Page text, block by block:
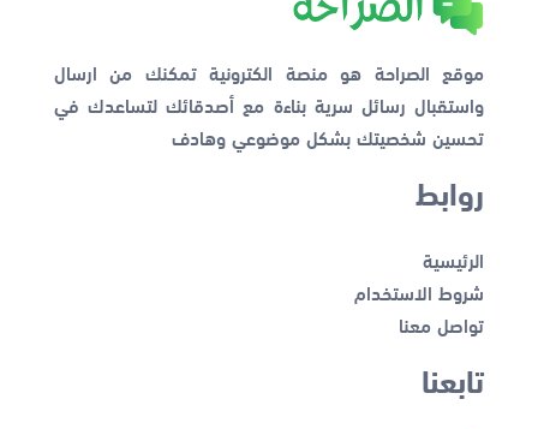
موقع الصراحة هو منصة الكترونية تمكنك من ارسال
واستقبال رسائل سرية بناءة مع أصدقائك لتساعدك في
تحسين شخصيتك بشكل موضوعي وهادف
روابط
الرئيسية
شروط الاستخدام
تواصل معنا
تابعنا